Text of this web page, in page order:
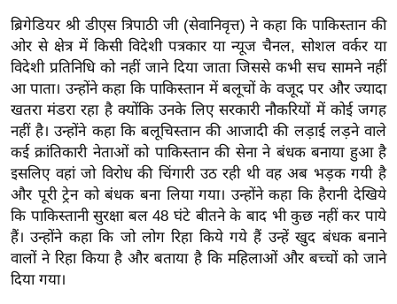
न
ज
ग
त
बॉ
ली
वु
ड
हॉ
ली
वु
ड
ब्रिगेडियर श्री डीएस त्रिपाठी जी (सेवानिवृत्त) ने कहा कि पाकिस्तान की
ओर से क्षेत्र में किसी विदेशी पत्रकार या न्यूज चैनल, सोशल वर्कर या
विदेशी प्रतिनिधि को नहीं जाने दिया जाता जिससे कभी सच सामने नहीं
आ पाता। उन्होंने कहा कि पाकिस्तान में बलूचों के वजूद पर और ज्यादा
खतरा मंडरा रहा है क्योंकि उनके लिए सरकारी नौकरियों में कोई जगह
नहीं है। उन्होंने कहा कि बलूचिस्तान की आजादी की लड़ाई लड़ने वाले
कई क्रांतिकारी नेताओं को पाकिस्तान की सेना ने बंधक बनाया हुआ है
इसलिए वहां जो विरोध की चिंगारी उठ रही थी वह अब भड़क गयी है
और पूरी ट्रेन को बंधक बना लिया गया। उन्होंने कहा कि हैरानी देखिये
कि पाकिस्तानी सुरक्षा बल 48 घंटे बीतने के बाद भी कुछ नहीं कर पाये
हैं। उन्होंने कहा कि जो लोग रिहा किये गये हैं उन्हें खुद बंधक बनाने
वालों ने रिहा किया है और बताया है कि महिलाओं और बच्चों को जाने
दिया गया।